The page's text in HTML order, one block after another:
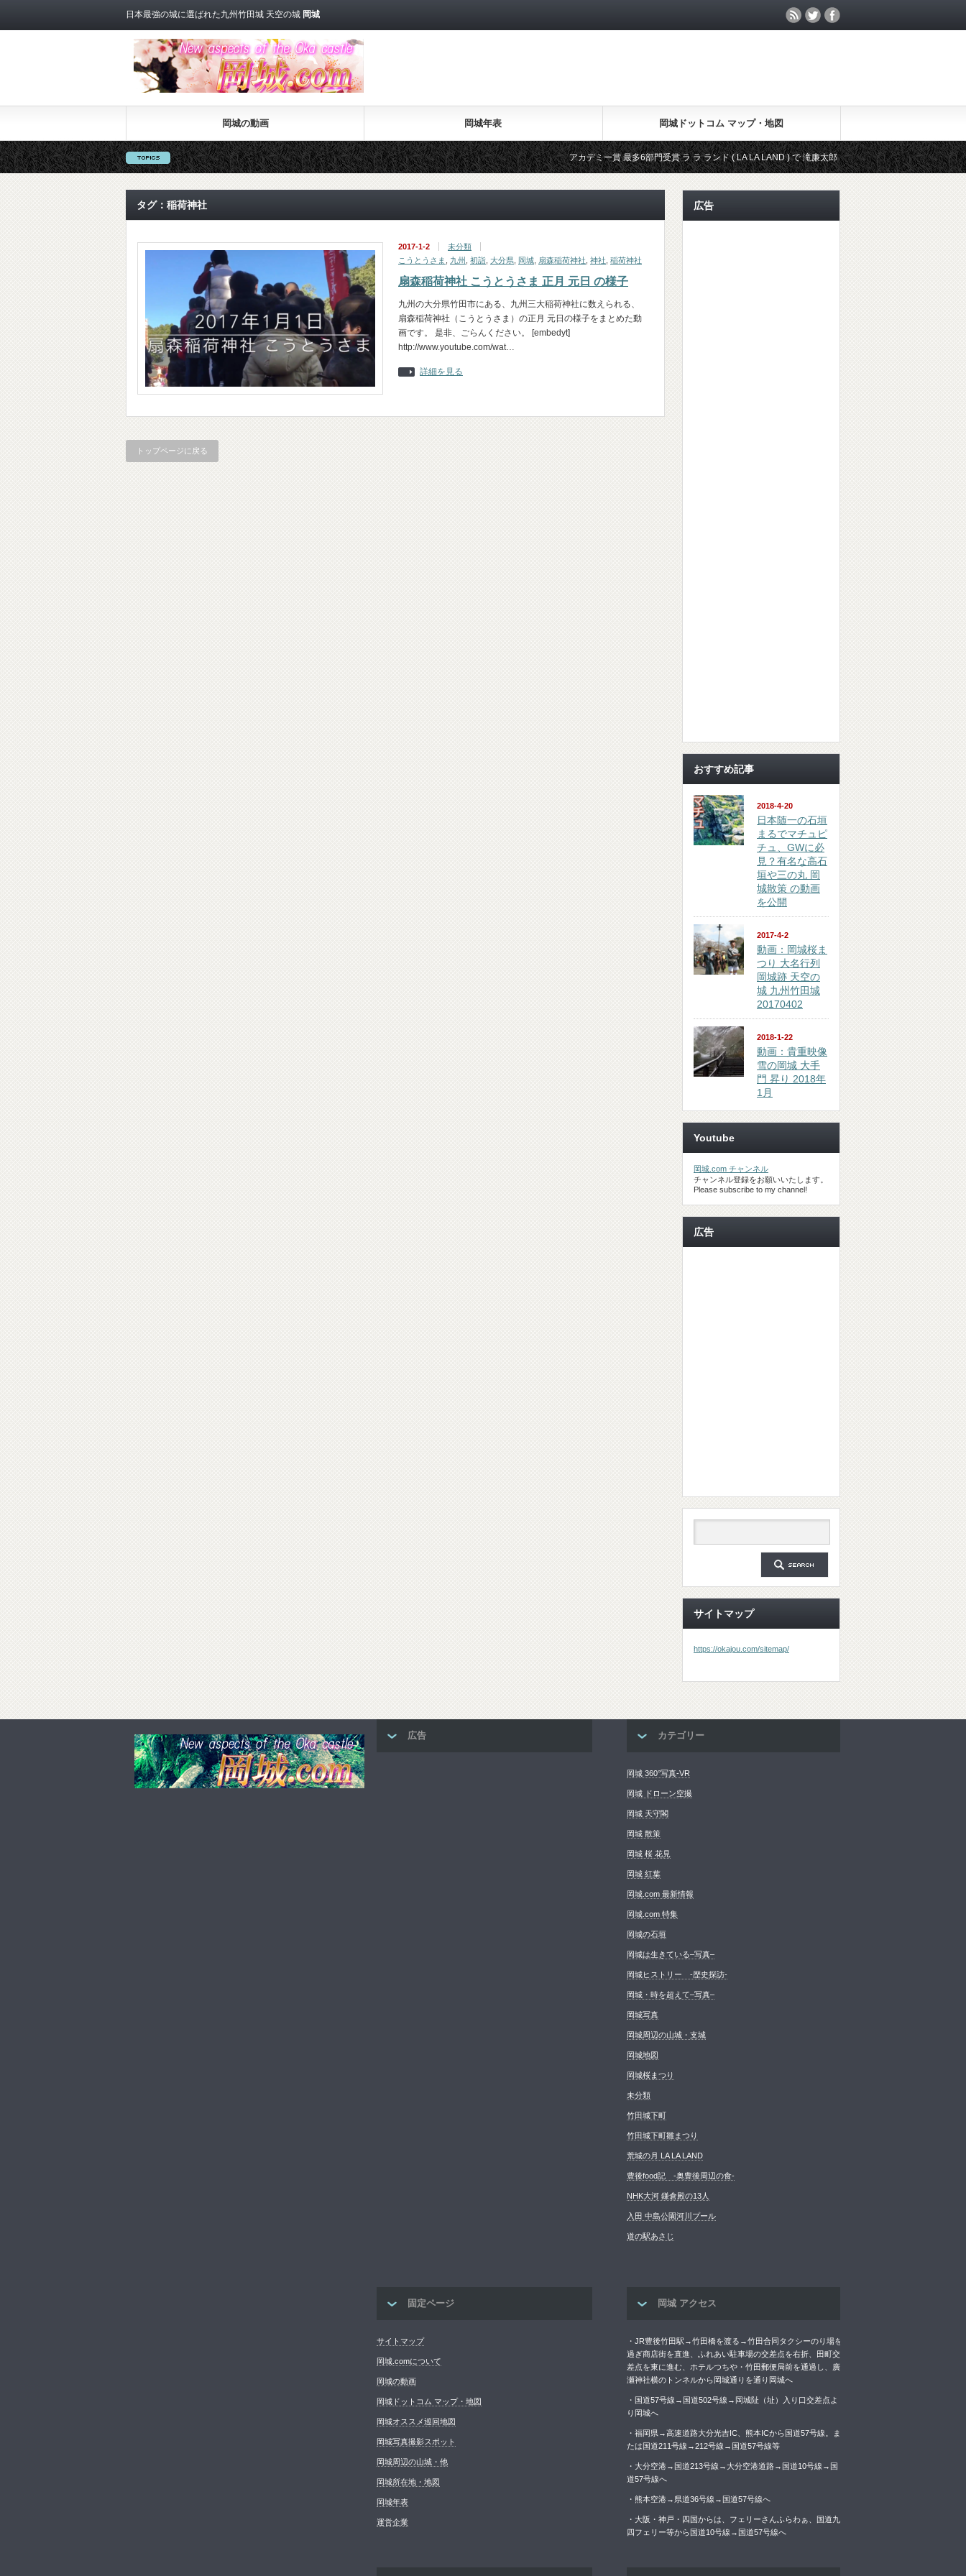
日本最強の城に選ばれた九州竹田城 天空の城 岡城
岡城の動画 岡城年表 岡城ドットコム マップ・地図
アカデミー賞 最多6部門受賞 ラ ラ ランド ( LA LA LAND ) で 滝廉太郎 作曲 荒城の月 が登場 アカデミ
タグ：稲荷神社
2017-1-2
未分類
こうとうさま
九州 初詣 大分県 岡城 扇森稲荷神社 神社 稲荷神社
扇森稲荷神社 こうとうさま 正月 元日 の様子
九州の大分県竹田市にある、九州三大稲荷神社に数えられる、
扇森稲荷神社（こうとうさま）の正月 元日の様子をまとめた動
画です。 是非、ごらんください。 [embedyt]
http://www.youtube.com/wat…
詳細を見る
トップページに戻る
広告
おすすめ記事
2018-4-20
日本随一の石垣
まるでマチュピ
チュ、GWに必
見？有名な高石
垣や三の丸 岡
城散策 の動画
を公開
2017-4-2
動画：岡城桜ま
つり 大名行列
岡城跡 天空の
城 九州竹田城
20170402
2018-1-22
動画：貴重映像
雪の岡城 大手
門 昇り 2018年
1月
Youtube
岡城.com チャンネル
チャンネル登録をお願いいたします。
Please subscribe to my channel!
広告
サイトマップ
https://okajou.com/sitemap/
広告 カテゴリー
岡城 360°写真-VR
岡城 ドローン空撮
岡城 天守閣
岡城 散策
岡城 桜 花見
岡城 紅葉
岡城.com 最新情報
岡城.com 特集
岡城の石垣
岡城は生きている–写真–
岡城ヒストリー -歴史探訪-
岡城・時を超えて–写真–
岡城写真
岡城周辺の山城・支城
岡城地図
岡城桜まつり
未分類
竹田城下町
竹田城下町雛まつり
荒城の月 LA LA LAND
豊後food記 -奥豊後周辺の食-
NHK大河 鎌倉殿の13人
入田 中島公園河川プール
道の駅あさじ
固定ページ
サイトマップ
岡城.comについて
岡城の動画
岡城ドットコム マップ・地図
岡城オススメ巡回地図
岡城写真撮影スポット
岡城周辺の山城・他
岡城所在地・地図
岡城年表
運営企業
岡城 アクセス
・JR豊後竹田駅→竹田橋を渡る→竹田合同タクシーのり場を
過ぎ商店街を直進、ふれあい駐車場の交差点を右折、田町交
差点を東に進む、ホテルつちや・竹田郵便局前を通過し、廣
瀬神社横のトンネルから岡城通りを通り岡城へ
・国道57号線→国道502号線→岡城阯（址）入り口交差点よ
り岡城へ
・福岡県→高速道路大分光吉IC、熊本ICから国道57号線。ま
たは国道211号線→212号線→国道57号線等
・大分空港→国道213号線→大分空港道路→国道10号線→国
道57号線へ
・熊本空港→県道36号線→国道57号線へ
・大阪・神戸・四国からは、フェリーさんふらわぁ、国道九
四フェリー等から国道10号線→国道57号線へ